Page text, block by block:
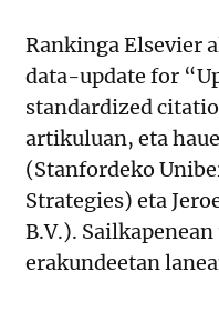
Rankinga Elsevier
data-update for
standardized
artikuluan, eta
(Stanfordeko
Strategies) eta
B.V.).
erakundeetan